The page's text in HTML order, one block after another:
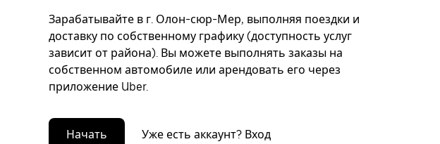
Зарабатывайте в г. Олон-сюр-Мер, выполняя поездки и
доставку по собственному графику (доступность услуг
зависит от района). Вы можете выполнять заказы на
собственном автомобиле или арендовать его через
приложение Uber.
Начать Уже есть аккаунт? Вход